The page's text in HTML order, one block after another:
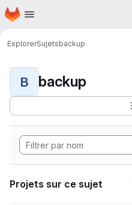
Passer au contenu principal
Page d'accueil
ExplorerSujetsbackup
B backup
Projets sur ce sujet